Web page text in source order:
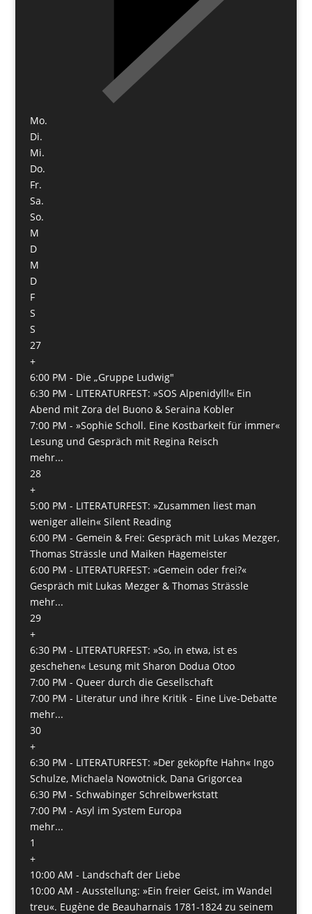
Mo.
Di.
Mi.
Do.
Fr.
Sa.
So.
M
D
M
D
F
S
S
27
+
6:00 PM - Die „Gruppe Ludwig"
6:30 PM - LITERATURFEST: »SOS Alpenidyll!« Ein
Abend mit Zora del Buono & Seraina Kobler
7:00 PM - »Sophie Scholl. Eine Kostbarkeit für immer«
Lesung und Gespräch mit Regina Reisch
mehr...
28
+
5:00 PM - LITERATURFEST: »Zusammen liest man
weniger allein« Silent Reading
6:00 PM - Gemein & Frei: Gespräch mit Lukas Mezger,
Thomas Strässle und Maiken Hagemeister
6:00 PM - LITERATURFEST: »Gemein oder frei?«
Gespräch mit Lukas Mezger & Thomas Strässle
mehr...
29
+
6:30 PM - LITERATURFEST: »So, in etwa, ist es
geschehen« Lesung mit Sharon Dodua Otoo
7:00 PM - Queer durch die Gesellschaft
7:00 PM - Literatur und ihre Kritik - Eine Live-Debatte
mehr...
30
+
6:30 PM - LITERATURFEST: »Der geköpfte Hahn« Ingo
Schulze, Michaela Nowotnick, Dana Grigorcea
6:30 PM - Schwabinger Schreibwerkstatt
7:00 PM - Asyl im System Europa
mehr...
1
+
10:00 AM - Landschaft der Liebe
10:00 AM - Ausstellung: »Ein freier Geist, im Wandel
treu«. Eugène de Beauharnais 1781-1824 zu seinem